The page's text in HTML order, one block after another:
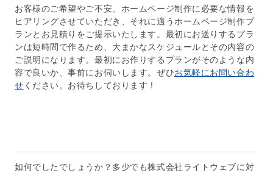
お客様のご希望やご不安、 ホームページ制作に必要な情報を
ヒアリングさせていただき、それに適う ホームページ制作プ
ランとお見積りをご提示いたします。最初にお送りするプラ
ンは短時間で作るため、大まかなスケジュールとその内容の
ご説明になります。最初にお作りするプランがそのような内
容で良いか、事前にお伺いします。ぜひお気軽にお問い合わ
せ ください。お待ちしております！
如何でしたでしょうか？多少でも株式会社ライトウェブに対